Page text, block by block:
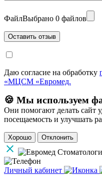
ФайлВыбрано 0 файлов
Даю согласие на обработку
«МЦСМ «Евромед.
🍪 Мы используем
Они помогают делать сайт
посещаемость и улучшать
Хорошо Отклонить
Личный кабинет